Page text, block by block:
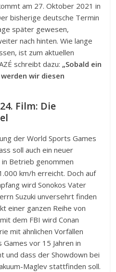
am 27. Oktober 2021 in
bisherige deutsche Termin
später gewesen,
nach hinten. Wie lange
ist zum aktuellen
schreibt dazu: „Sobald ein
wir diesen
Film: Die
der World Sports Games
soll auch ein neuer
Betrieb genommen
km/h erreicht. Doch auf
wird Sonokos Vater
Suzuki unversehrt finden
einer ganzen Reihe von
dem FBI wird Conan
mit ähnlichen Vorfällen
vor 15 Jahren in
und dass der Showdown bei
Maglev stattfinden soll.